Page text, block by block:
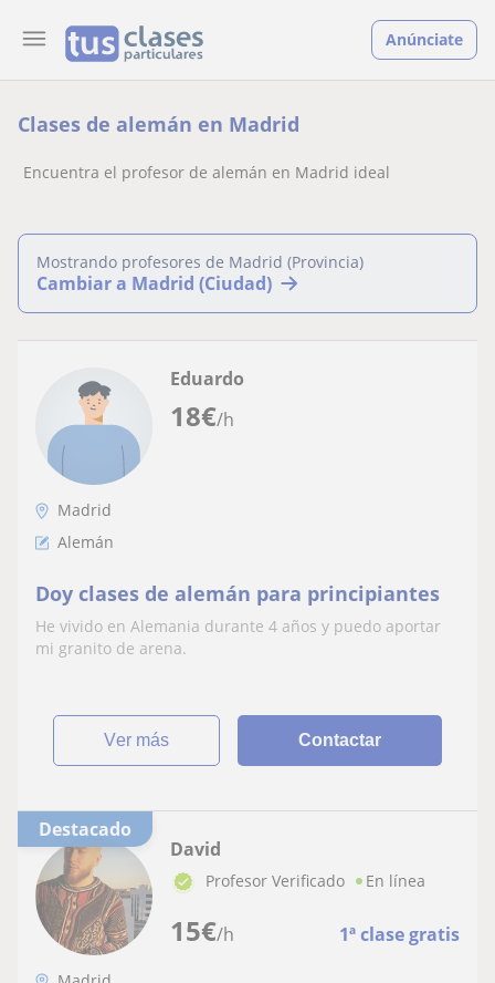
Anúnciate
Clases de alemán en Madrid
Encuentra el profesor de alemán en Madrid ideal
Mostrando profesores de Madrid (Provincia)
Cambiar a Madrid (Ciudad)
18€/h
Eduardo
Madrid
Alemán
Doy clases de alemán para principiantes
He vivido en Alemania durante 4 años y puedo aportar
mi granito de arena.
ver más Contactar
Destacado
15€/h 1ª clase gratis
David
Profesor Verificado En línea